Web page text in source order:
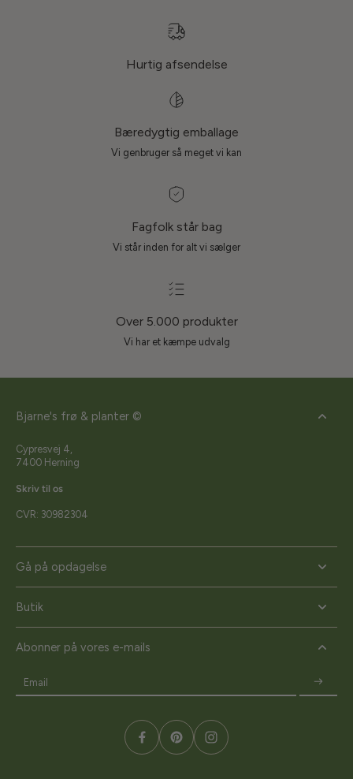
Hurtig afsendelse
Bæredygtig emballage
Vi genbruger så meget vi kan
Fagfolk står bag
Vi står inden for alt vi sælger
Over 5.000 produkter
Vi har et kæmpe udvalg
Bjarne's frø & planter ©
Cypresvej 4,
7400 Herning
Skriv til os
CVR: 30982304
Gå på opdagelse
Butik
Abonner på vores e-mails
Email